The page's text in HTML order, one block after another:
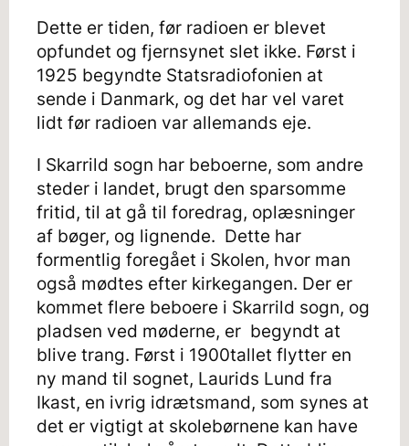
Dette er tiden, før radioen er blevet
opfundet og fjernsynet slet ikke. Først i
1925 begyndte Statsradiofonien at
sende i Danmark, og det har vel varet
lidt før radioen var allemands eje.
I Skarrild sogn har beboerne, som andre
steder i landet, brugt den sparsomme
fritid, til at gå til foredrag, oplæsninger
af bøger, og lignende. Dette har
formentlig foregået i Skolen, hvor man
også mødtes efter kirkegangen. Der er
kommet flere beboere i Skarrild sogn, og
pladsen ved møderne, er begyndt at
blive trang. Først i 1900tallet flytter en
ny mand til sognet, Laurids Lund fra
Ikast, en ivrig idrætsmand, som synes at
det er vigtigt at skolebørnene kan have